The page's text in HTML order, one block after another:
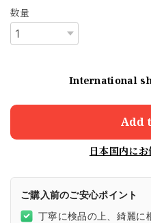
数量
International
Add
日本国内に
ご購入前のご安心ポイント
丁寧に検品の上、綺麗に